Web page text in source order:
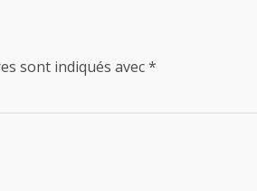
sont indiqués avec*